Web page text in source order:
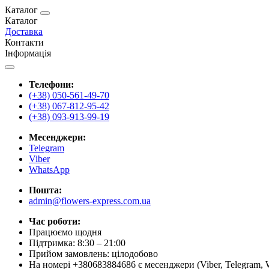
Каталог
Каталог
Доставка
Контакти
Інформація
Телефони:
(+38) 050-561-49-70
(+38) 067-812-95-42
(+38) 093-913-99-19
Месенджери:
Telegram
Viber
WhatsApp
Пошта:
admin@flowers-express.com.ua
Час роботи:
Працюємо щодня
Підтримка: 8:30 – 21:00
Прийом замовлень: цілодобово
На номері +380683884686 є месенджери (Viber, Telegram,